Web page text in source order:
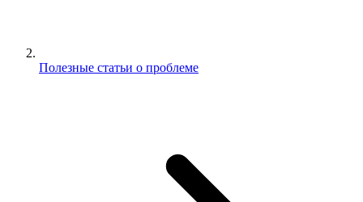
Полезные статьи о проблеме